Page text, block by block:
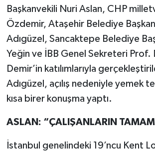
Başkanvekili Nuri Aslan, CHP
Özdemir, Ataşehir Belediye
Adıgüzel, Sancaktepe Belediye
Yeğin ve İBB Genel Sekreteri Prof.
Demir’in katılımlarıyla
Adıgüzel, açılış nedeniyle yemek
kısa birer konuşma yaptı.
ASLAN: “ÇALIŞANLARIN
İstanbul genelindeki 19’ncu Kent